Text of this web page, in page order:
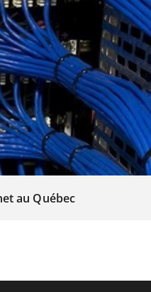
au Québec